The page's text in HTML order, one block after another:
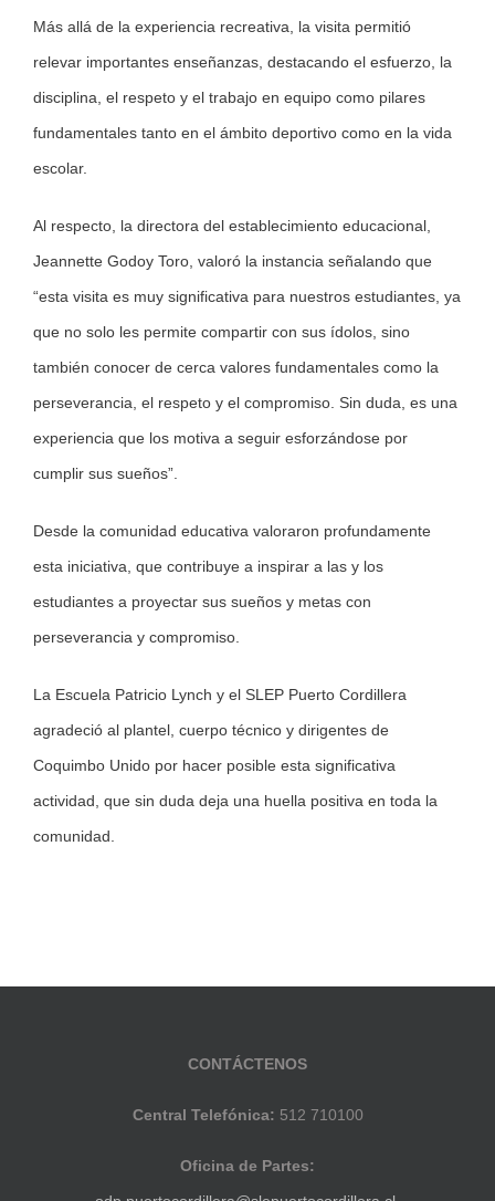
Más allá de la experiencia recreativa, la visita permitió
relevar importantes enseñanzas, destacando el esfuerzo, la
disciplina, el respeto y el trabajo en equipo como pilares
fundamentales tanto en el ámbito deportivo como en la vida
escolar.
Al respecto, la directora del establecimiento educacional,
Jeannette Godoy Toro, valoró la instancia señalando que
“esta visita es muy significativa para nuestros estudiantes, ya
que no solo les permite compartir con sus ídolos, sino
también conocer de cerca valores fundamentales como la
perseverancia, el respeto y el compromiso. Sin duda, es una
experiencia que los motiva a seguir esforzándose por
cumplir sus sueños”.
Desde la comunidad educativa valoraron profundamente
esta iniciativa, que contribuye a inspirar a las y los
estudiantes a proyectar sus sueños y metas con
perseverancia y compromiso.
La Escuela Patricio Lynch y el SLEP Puerto Cordillera
agradeció al plantel, cuerpo técnico y dirigentes de
Coquimbo Unido por hacer posible esta significativa
actividad, que sin duda deja una huella positiva en toda la
comunidad.
CONTÁCTENOS
Central Telefónica: 512 710100
Oficina de Partes: